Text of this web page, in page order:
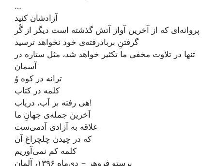
…
آزادشان کنید
پروانه‌ای که از آخرین آواز آتش گذشته است دیگر از گُر
گرفتنِ بربادرفته‌ی خود نخواهد ترسید
تنها در تلاوت مخفی ما تکثیر خواهد شد، مثل ستاره در
آسمان
ترانه در کوه وُ
کلمه در کتاب
هی رفته بر آب، دریاب!
آخرین جمله‌ی جهانِ ما
علاقه به آزادی آدمی‌ست
که در چیدن چلچراغ آن
کلمه کم نمی‌آوریم
پرستو فروهر − دی‌ماه ۱۳۹۶، آلمان